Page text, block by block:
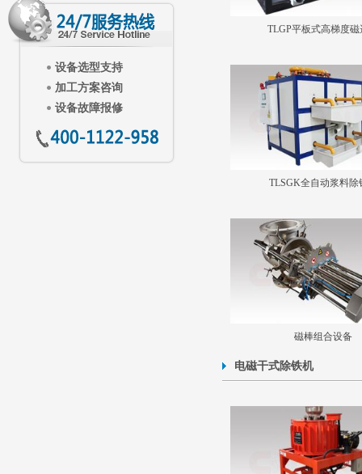
设备选型支持
加工方案咨询
设备故障报修
TLGP平板式高梯度磁
TLSGK全自动浆料除
磁棒组合设备
电磁干式除铁机